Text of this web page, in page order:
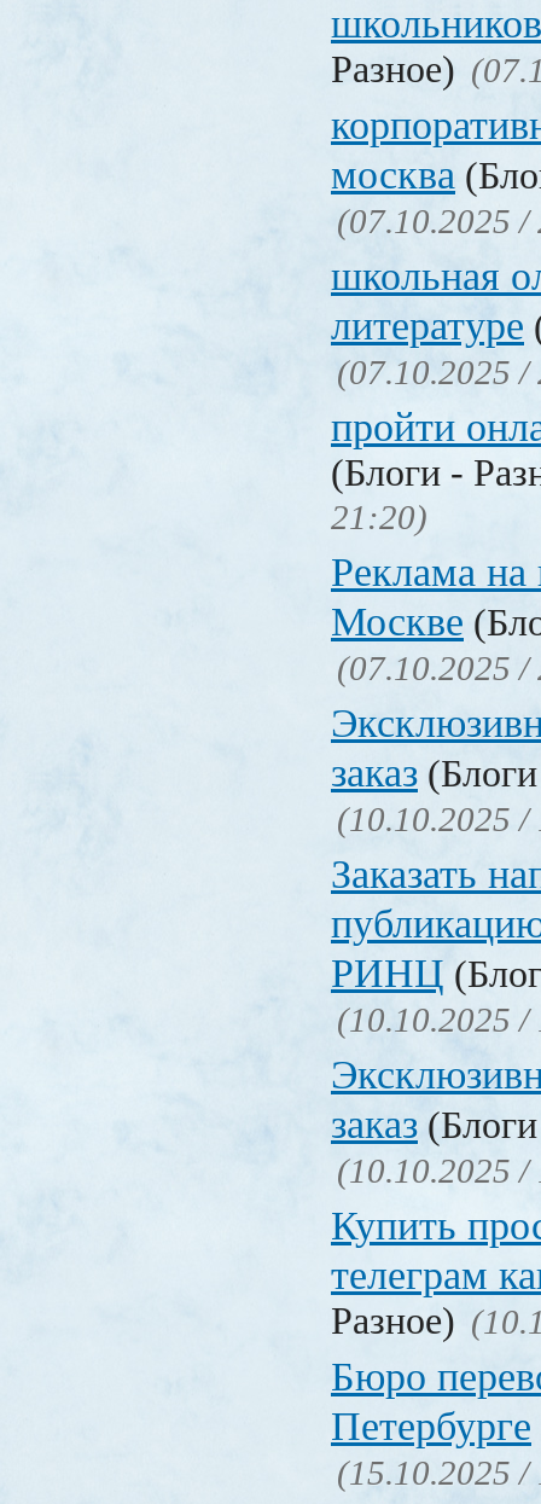
Разное)
москва
(07.10.2025 /
школьная
литературе
(07.10.2025 /
пройти
(Блоги -
21:20)
Реклама на
Москве
(07.10.2025 /
заказ
(10.10.2025 /
Заказать
РИНЦ
(10.10.2025 /
заказ
(10.10.2025 /
Купить
телеграм
Разное)
Бюро
Петербурге
(15.10.2025 /